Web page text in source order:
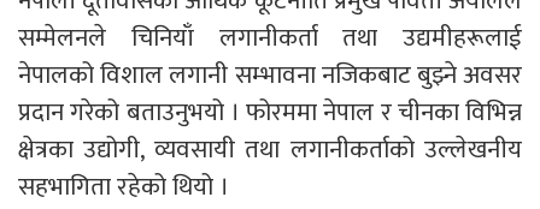
सम्मेलनले चिनियाँ लगानीकर्ता तथा उद्यमीहरूलाई
नेपालको विशाल लगानी सम्भावना नजिकबाट बुझ्ने अवसर
प्रदान गरेको बताउनुभयो । फोरममा नेपाल र चीनका विभिन्न
क्षेत्रका उद्योगी, व्यवसायी तथा लगानीकर्ताको उल्लेखनीय
सहभागिता रहेको थियो ।